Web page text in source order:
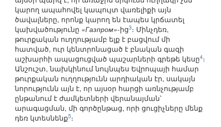
կարող ապահովել կապույտ վառելիքի այն
ծավալները, որոնք կարող են էապես կրճատել
կախվածությունը «Газпром»-ից3։ Մինչդեռ,
թուրքական ուղղությամբ ելք է բացվում մի
հատված, ուր կենտրոնացած է բնական գազի
աշխարհի ապացուցված պաշարների գրեթե կեսը4։
Անշուշտ, նախկինում նույնպես Եվրոպայի համար
թուրքական ուղղությունն արդիական էր, սակայն
նորությունն այն է, որ այսօր հարցի առնչությամբ
ընթանում է ժամկետների վերանայման՝
արագացման, մի գործընթաց, որի ցուցիչները մենք
դեռ կտեսնենք5։